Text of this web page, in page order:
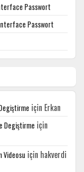
Passwort
Passwort
için Erkan
Degiştirme için
Videosu için hakverdi